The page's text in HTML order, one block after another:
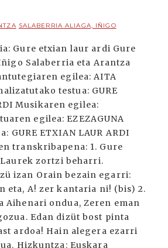
SALABERRIA ALIAGA, IÑIGO
Gure etxian laur ardi Gure
Salaberria eta Arantza
egilea: AITA
testua: GURE
Musikaren egilea:
egilea: EZEZAGUNA
GURE ETXIAN LAUR ARDI
transkribapena: 1. Gure
zortzi beharri.
izan Orain bezain egarri:
eta, A! zer kantaria ni! (bis) 2.
Aihenari ondua, Zeren eman
Edan dizüt bost pinta
ardoa! Hain alegera ezarri
Hizkuntza: Euskara